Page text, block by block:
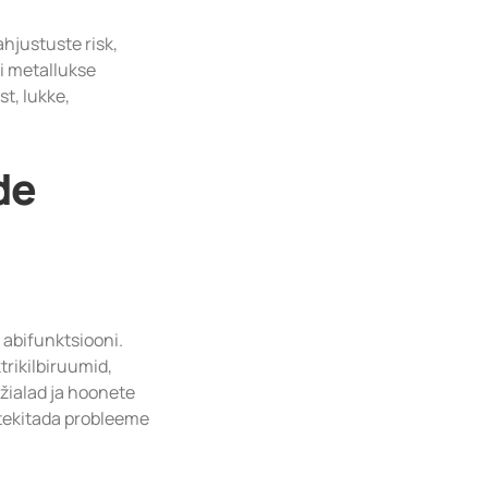
risk,
metallukse
lukke,
abifunktsiooni.
ja hoonete
probleeme